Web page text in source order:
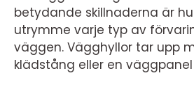
betydande skillnaderna är
utrymme varje typ av
väggen. Vägghyllor tar upp
klädstång eller en